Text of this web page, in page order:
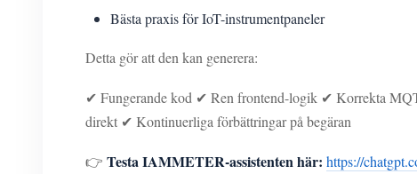
Bästa praxis för IoT-instrumentpaneler
Detta gör att den kan generera:
✔ Fungerande kod ✔ Ren frontend-logik ✔ Korrekta
direkt ✔ Kontinuerliga förbättringar på begäran
👉 Testa IAMMETER-assistenten här: https://